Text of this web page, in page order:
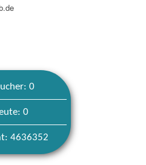
0
0
4636352